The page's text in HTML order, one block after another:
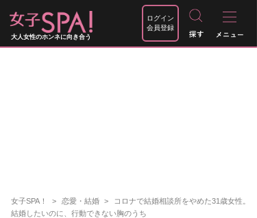
大人女性のホンネに向き合う
ログイン
会員登録
女子SPA！ 恋愛・結婚
コロナで結婚相談所をやめた31歳女性。
結婚したいのに、行動できない胸のうち